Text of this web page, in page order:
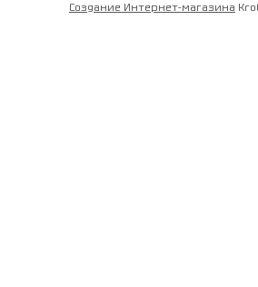
Создание Интернет-магазина